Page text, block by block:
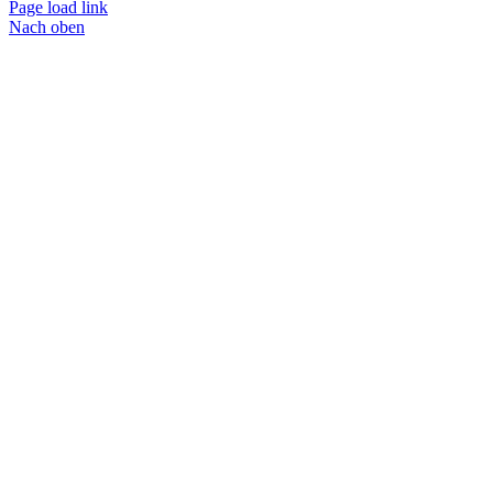
Page load link
Nach oben